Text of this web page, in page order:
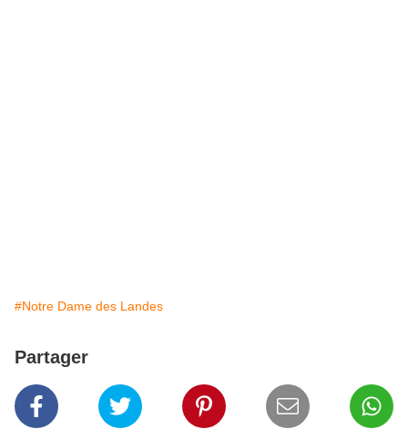
#Notre Dame des Landes
Partager